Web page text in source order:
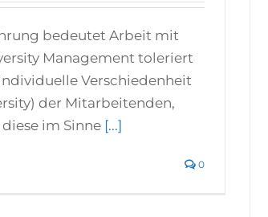
bedeutet Arbeit mit
Management toleriert
Verschiedenheit
der Mitarbeitenden,
im Sinne [...]
0